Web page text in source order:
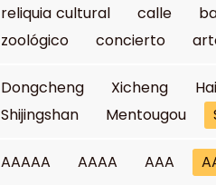
reliquia cultural
calle
zoológico
concierto
Dongcheng Xicheng
Shijingshan
Mentougou
AAAAA AAAA AAA